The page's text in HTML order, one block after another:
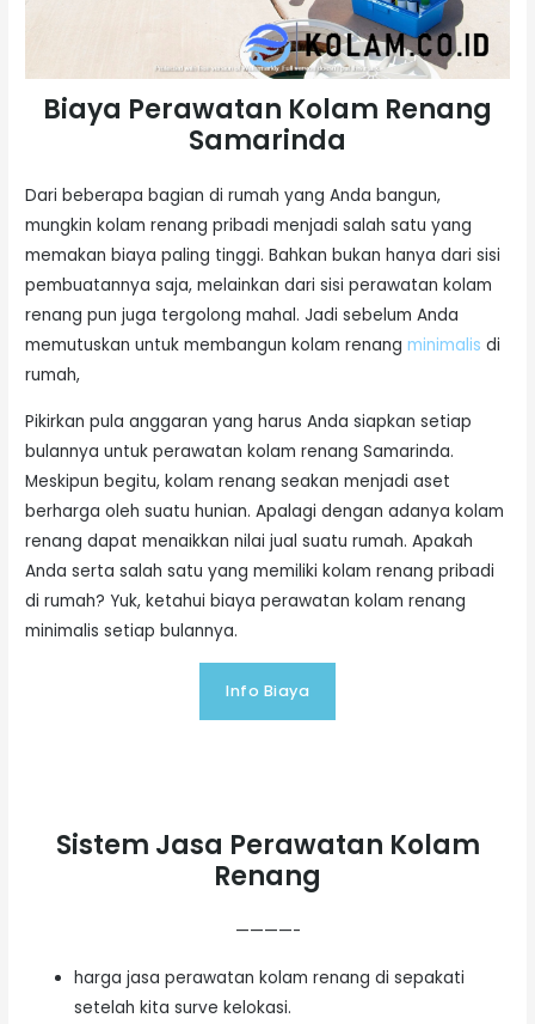
Biaya Perawatan Kolam Renang
Samarinda
Dari beberapa bagian di rumah yang Anda bangun,
mungkin kolam renang pribadi menjadi salah satu yang
memakan biaya paling tinggi. Bahkan bukan hanya dari sisi
pembuatannya saja, melainkan dari sisi perawatan kolam
renang pun juga tergolong mahal. Jadi sebelum Anda
memutuskan untuk membangun kolam renangminimalis di
rumah,
Pikirkan pula anggaran yang harus Anda siapkan setiap
bulannya untuk perawatan kolam renang Samarinda.
Meskipun begitu, kolam renang seakan menjadi aset
berharga oleh suatu hunian. Apalagi dengan adanya kolam
renang dapat menaikkan nilai jual suatu rumah. Apakah
Anda serta salah satu yang memiliki kolam renang pribadi
di rumah? Yuk, ketahui biaya perawatan kolam renang
minimalis setiap bulannya.
Info Biaya
Sistem Jasa Perawatan Kolam
Renang
————-
harga jasa perawatan kolam renang di sepakati
setelah kita surve kelokasi.